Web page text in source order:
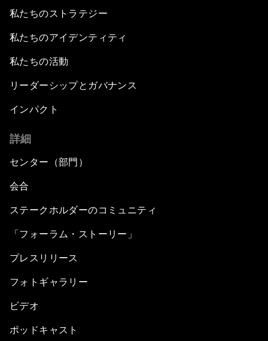
私たちのストラテジー
私たちのアイデンティティ
私たちの活動
リーダーシップとガバナンス
インパクト
詳細
センター（部門）
会合
ステークホルダーのコミュニティ
「フォーラム・ストーリー」
プレスリリース
フォトギャラリー
ビデオ
ポッドキャスト